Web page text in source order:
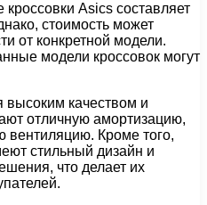
Asics составляет
стоимость может
от конкретной модели.
модели кроссовок могут
высоким качеством и
отличную амортизацию,
вентиляцию. Кроме того,
стильный дизайн и
что делает их